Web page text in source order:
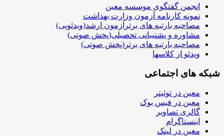
انجمن گفتگوی موسسه معین
نمونه کارنامه آزمون وزارت بهداشت
مصاحبه بارتبه های برترآزمون ارشد(ویدئویی)
مشاوره و پشتیبانی تحصیلی(پخش صوتی)
مصاحبه بارتبه های برتر(پخش صوتی)
ویدئو از کلاسها
شبکه های اجتماعی
معین در توئیتر
معین در فیس بوک
گالری تصاویر
اینستاگرام
معین در لینک